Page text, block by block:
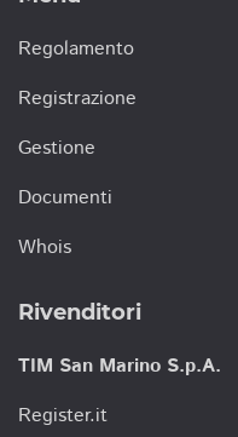
Regolamento
Registrazione
Gestione
Documenti
Whois
Rivenditori
TIM San Marino S.p.A.
Register.it